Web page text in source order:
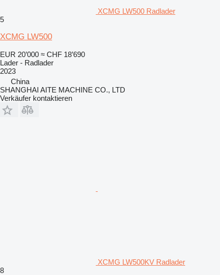
XCMG LW500 Radlader
5
XCMG LW500
EUR 20’000 ≈ CHF 18’690
Lader - Radlader
2023
China
SHANGHAI AITE MACHINE CO., LTD
Verkäufer kontaktieren
XCMG LW500KV Radlader
8